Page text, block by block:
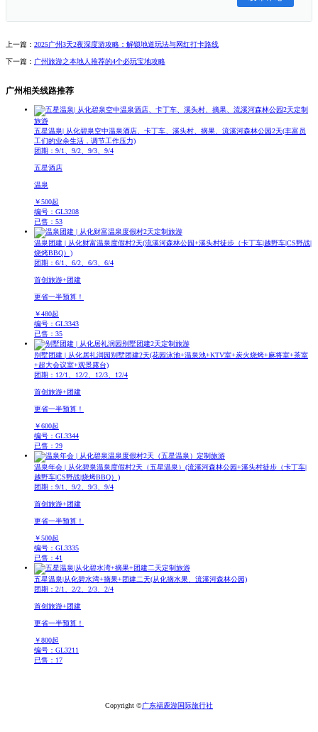
上一篇： 2025广州3天2夜深度游攻略：解锁地道玩法与网红打卡路线
下一篇： 广州旅游之本地人推荐的4个必玩宝地攻略
广州相关线路推荐
定制
旅游
五星温泉| 从化碧泉空中温泉酒店、卡丁车、溪头村、摘果、流溪河森林公园2天(丰富员
工们的业余生活，调节工作压力)
团期：9/1、9/2、9/3、9/4
五星酒店
温泉
￥500起
编号：GL3208
已售：53
定制旅游
温泉团建 | 从化财富温泉度假村2天(流溪河森林公园+溪头村徒步（卡丁车|越野车|CS野战|
烧烤BBQ）)
团期：6/1、6/2、6/3、6/4
首创旅游+团建
更省一半预算！
￥480起
编号：GL3343
已售：35
定制旅游
别墅团建 | 从化居礼润园别墅团建2天(花园泳池+温泉池+KTV室+炭火烧烤+麻将室+茶室
+超大会议室+观景露台)
团期：12/1、12/2、12/3、12/4
首创旅游+团建
更省一半预算！
￥600起
编号：GL3344
已售：29
定制旅游
温泉年会 | 从化碧泉温泉度假村2天（五星温泉） (流溪河森林公园+溪头村徒步（卡丁车|
越野车|CS野战|烧烤BBQ）)
团期：9/1、9/2、9/3、9/4
首创旅游+团建
更省一半预算！
￥500起
编号：GL3335
已售：41
定制旅游
五星温泉|从化碧水湾+摘果+团建二天(从化摘水果、流溪河森林公园)
团期：2/1、2/2、2/3、2/4
首创旅游+团建
更省一半预算！
￥800起
编号：GL3211
已售：17
Copyright ©广东福鹿游国际旅行社